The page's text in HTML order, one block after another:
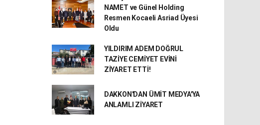
NAMET ve Günel Holding
Resmen Kocaeli Asriad Üyesi
Oldu
YILDIRIM ADEM DOĞRUL
TAZİYE CEMİYET EVİNİ
ZİYARET ETTİ!
DAKKON'DAN ÜMİT MEDYA'YA
ANLAMLI ZİYARET